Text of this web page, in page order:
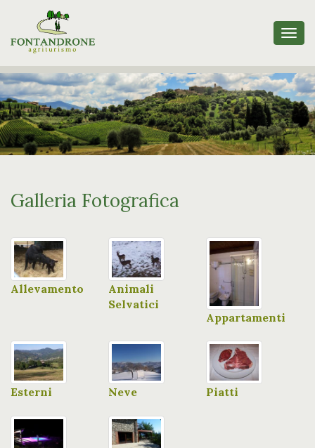
Galleria Fotografica
Allevamento
Animali
Selvatici
Appartamenti
Esterni Neve Piatti